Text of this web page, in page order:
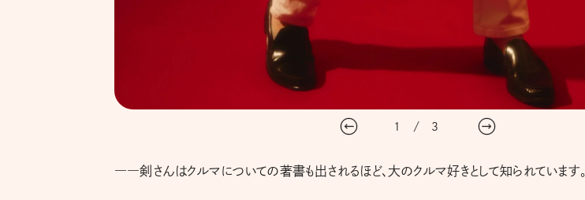
1 / 3
――剣さんはクルマについての著書も出されるほど、大のクルマ好きとして知られています。